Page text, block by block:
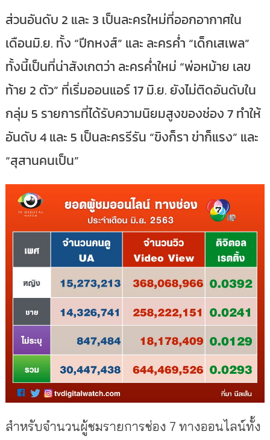
ส่วนอันดับ 2 และ 3 เป็นละครใหม่ที่ออกอากาศใน
เดือนมิ.ย. ทั้ง “ปีกหงส์” และ ละครค่ำ “เด็กเสเพล”
ทั้งนี้เป็นที่น่าสังเกตว่า ละครค่ำใหม่ “พ่อหม้าย เลข
ท้าย 2 ตัว” ที่เริ่มออนแอร์ 17 มิ.ย. ยังไม่ติดอันดับใน
กลุ่ม 5 รายการที่ได้รับความนิยมสูงของช่อง 7 ทำให้
อันดับ 4 และ 5 เป็นละครรีรัน “ขิงก็รา ข่าก็แรง” และ
“สุสานคนเป็น”
สำหรับจำนวนผู้ชมรายการช่อง 7 ทางออนไลน์ทั้ง